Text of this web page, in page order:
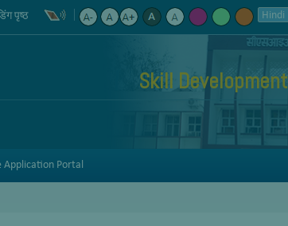
पृष्ठ
Skill Development
Application Portal